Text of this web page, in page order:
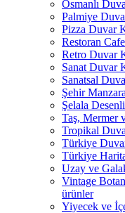
Osmanlı
Palmiye
Pizza Duvar
Restoran
Retro Duvar
Sanat Duvar
Sanatsal
Şehir
Şelala
Taş, Mermer
Tropikal
Türkiye
Türkiye
Uzay ve
Vintage
ürünler
Yiyecek ve